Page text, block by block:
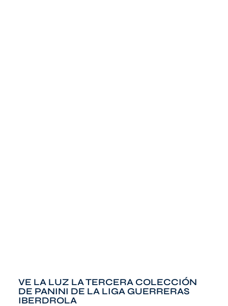
VE LA LUZ LA TERCERA COLECCIÓN
DE PANINI DE LA LIGA GUERRERAS
IBERDROLA